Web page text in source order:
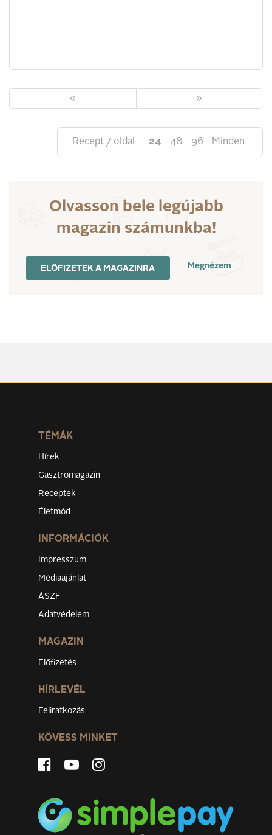
« »
Recept / oldal 24 48 96 Minden
Olvasson bele legújabb
magazin számunkba!
ELŐFIZETEK A MAGAZINRA Megnézem
TÉMÁK
Hírek
Gasztromagazin
Receptek
Életmód
INFORMÁCIÓK
Impresszum
Médiaajánlat
ÁSZF
Adatvédelem
MAGAZIN
Előfizetés
HÍRLEVÉL
Feliratkozás
KÖVESS MINKET